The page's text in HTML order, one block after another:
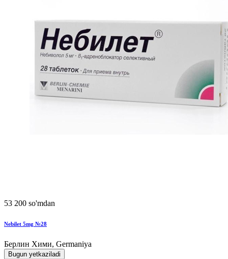
53 200 so'mdan
Nebilet 5mg №28
Берлин Хими, Germaniya
Bugun yetkaziladi